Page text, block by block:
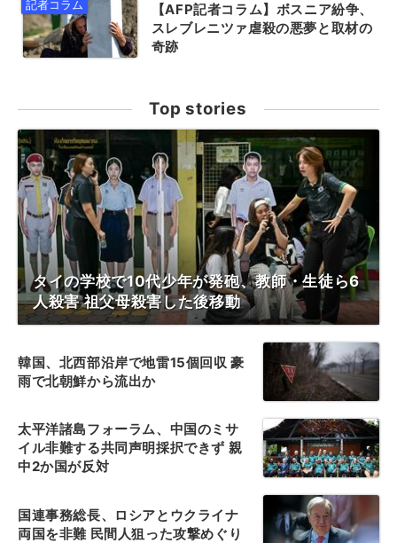
【AFP記者コラム】ボスニア紛争、
スレブレニツァ虐殺の悪夢と取材の
奇跡
Top stories
タイの学校で10代少年が発砲、教師・生徒ら6
人殺害 祖父母殺害した後移動
韓国、北西部沿岸で地雷15個回収 豪
雨で北朝鮮から流出か
太平洋諸島フォーラム、中国のミサ
イル非難する共同声明採択できず 親
中2か国が反対
国連事務総長、ロシアとウクライナ
両国を非難 民間人狙った攻撃めぐり